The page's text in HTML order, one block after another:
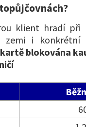
klient hradí při
i konkrétní
blokována